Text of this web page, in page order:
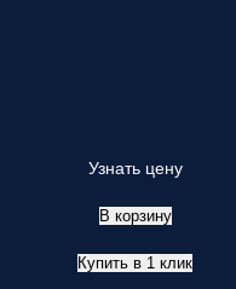
Узнать цену
В корзину
Купить в 1 клик